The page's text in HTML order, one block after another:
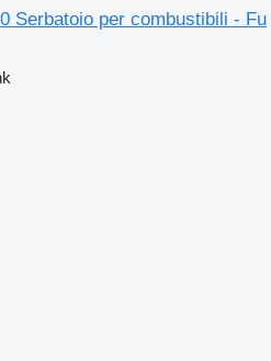
Serbatoio per combustibili - Fu